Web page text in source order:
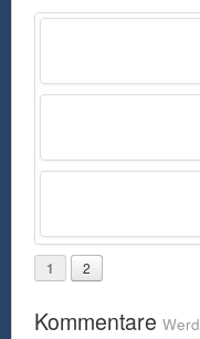
Foto:Cult-Werk
Mittwoch, 15. Oktober
Harley-Davidson Night
Model.
1 2
Kommentare